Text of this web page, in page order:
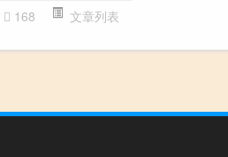
168 文章列表